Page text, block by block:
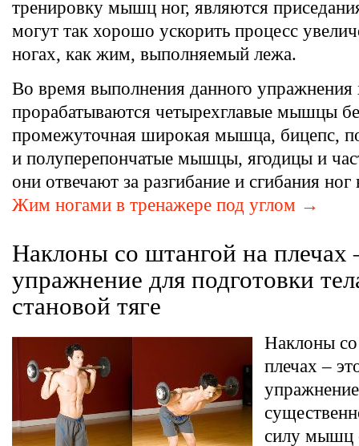
тренировку мышц ног, являются
могут так хорошо ускорить процесс
ногах, как жим, выполняемый лежа.
Во время выполнения данного
прорабатываются четырехглавые мышцы
промежуточная широкая мышца, бицепс,
и полуперепончатые мышцы, ягодицы и
они отвечают за разгибание и сгибания
Жим ногами в тренажере под углом →
Наклоны со штангой на
упражнение для подготовки
становой тяге
Наклоны
плечах –
силу мышц